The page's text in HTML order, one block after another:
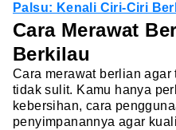
Palsu: Kenali Ciri-Ciri
Cara Merawat
Berkilau
Cara merawat berlian
tidak sulit. Kamu hanya
kebersihan, cara
penyimpanannya agar